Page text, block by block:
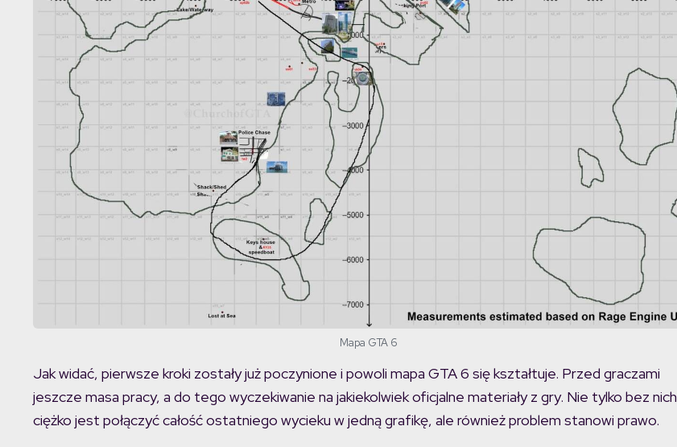
Mapa GTA 6
Jak widać, pierwsze kroki zostały już poczynione i powoli mapa GTA 6 się kształtuje. Przed graczami
jeszcze masa pracy, a do tego wyczekiwanie na jakiekolwiek oficjalne materiały z gry. Nie tylko bez nich
ciężko jest połączyć całość ostatniego wycieku w jedną grafikę, ale również problem stanowi prawo.